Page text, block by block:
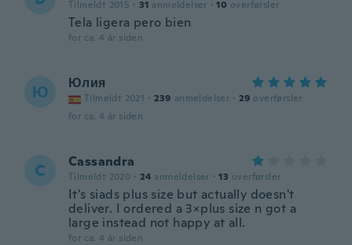
Tilmeldt 2015 · 31 anmeldelser · 10 overførsler
Tela ligera pero bien
for ca. 4 år siden
Ю Юлия
Tilmeldt 2021 · 239 anmeldelser · 29 overførsler
for ca. 4 år siden
C Cassandra
Tilmeldt 2020 · 24 anmeldelser · 13 overførsler
It's siads plus size but actually doesn't
deliver. I ordered a 3×plus size n got a
large instead not happy at all.
for ca. 4 år siden